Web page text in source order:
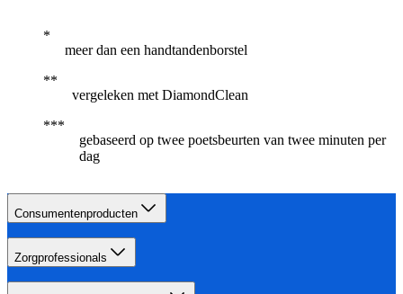
meer dan een handtandenborstel
vergeleken met DiamondClean
gebaseerd op twee poetsbeurten van twee minuten per
dag
Consumentenproducten
Zorgprofessionals